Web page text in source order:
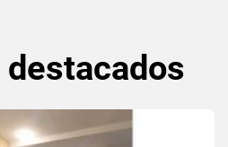
destacados